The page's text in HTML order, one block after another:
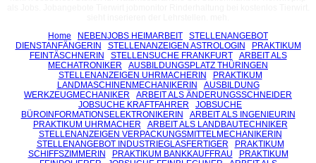
Home
NEBENJOBS HEIMARBEIT
STELLENANGEBOT
DIENSTANFÄNGERIN
STELLENANZEIGEN ASTROLOGIN
PRAKTIKUM
FEINTÄSCHNERIN
STELLENSUCHE FRANKFURT
ARBEIT ALS
MECHATRONIKER
AUSBILDUNGSPLATZ THÜRINGEN
STELLENANZEIGEN UHRMACHERIN
PRAKTIKUM
LANDMASCHINENMECHANIKERIN
AUSBILDUNG
WERKZEUGMECHANIKER
ARBEIT ALS ÄNDERUNGSSCHNEIDER
JOBSUCHE KRAFTFAHRER
JOBSUCHE
BÜROINFORMATIONSELEKTRONIKERIN
ARBEIT ALS INGENIEURIN
PRAKTIKUM UHRMACHER
ARBEIT ALS LANDBAUTECHNIKER
STELLENANZEIGEN VERPACKUNGSMITTELMECHANIKERIN
STELLENANGEBOT INDUSTRIEGLASFERTIGER
PRAKTIKUM
SCHIFFSZIMMERIN
PRAKTIKUM BANKKAUFFRAU
PRAKTIKUM